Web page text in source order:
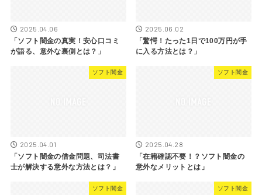
2025.04.06
「ソフト闇金の真実！安心口コミ
が語る、意外な裏側とは？」
2025.06.02
「驚愕！たった1日で100万円が手
に入る方法とは？」
ソフト闇金
2025.04.01
「ソフト闇金の借金問題、司法書
士が解決する意外な方法とは？」
ソフト闇金
2025.04.28
「在籍確認不要！？ソフト闇金の
意外なメリットとは」
ソフト闇金 ソフト闇金